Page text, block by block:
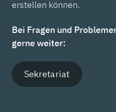
erstellen können.
Bei Fragen und
gerne weiter:
Sekretariat